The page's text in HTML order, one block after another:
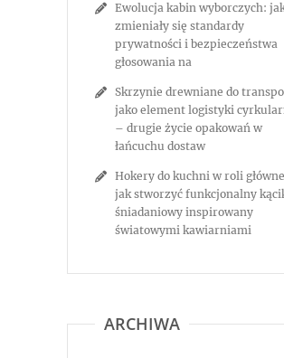
Ewolucja kabin wyborczych:
zmieniały się standardy
prywatności i bezpieczeństwa
głosowania na
Skrzynie drewniane do
jako element logistyki
– drugie życie opakowań w
łańcuchu dostaw
Hokery do kuchni w roli
jak stworzyć funkcjonalny
śniadaniowy inspirowany
światowymi kawiarniami
ARCHIWA